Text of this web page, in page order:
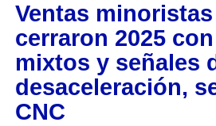
Ventas
cerraron 2025
mixtos y señales
desaceleración,
CNC